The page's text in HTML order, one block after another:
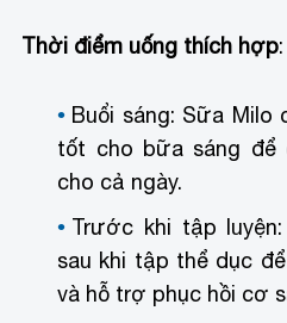
Thời điểm uống thích hợp:
Buổi sáng: Sữa
tốt cho bữa sáng để
cho cả ngày.
Trước khi tập
sau khi tập thể dục
và hỗ trợ phục hồi cơ